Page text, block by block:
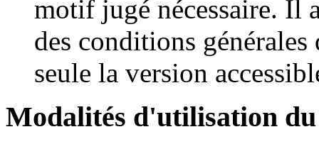
motif jugé nécessaire. Il
des conditions
seule la version
Modalités d'utilisation